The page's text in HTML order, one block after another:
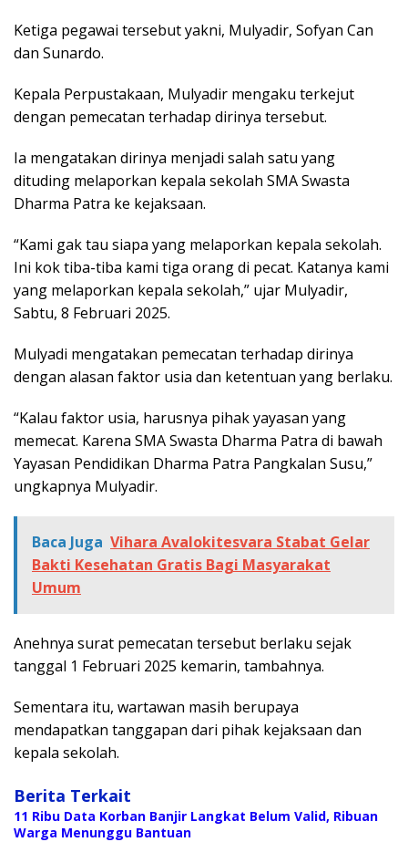
Ketiga pegawai tersebut yakni, Mulyadir, Sofyan Can
dan Sunardo.
Kepala Perpustakaan, Mulyadir mengaku terkejut
dengan pemecatan terhadap dirinya tersebut.
Ia mengatakan dirinya menjadi salah satu yang
dituding melaporkan kepala sekolah SMA Swasta
Dharma Patra ke kejaksaan.
“Kami gak tau siapa yang melaporkan kepala sekolah.
Ini kok tiba-tiba kami tiga orang di pecat. Katanya kami
yang melaporkan kepala sekolah,” ujar Mulyadir,
Sabtu, 8 Februari 2025.
Mulyadi mengatakan pemecatan terhadap dirinya
dengan alasan faktor usia dan ketentuan yang berlaku.
“Kalau faktor usia, harusnya pihak yayasan yang
memecat. Karena SMA Swasta Dharma Patra di bawah
Yayasan Pendidikan Dharma Patra Pangkalan Susu,”
ungkapnya Mulyadir.
Baca Juga Vihara Avalokitesvara Stabat Gelar
Bakti Kesehatan Gratis Bagi Masyarakat
Umum
Anehnya surat pemecatan tersebut berlaku sejak
tanggal 1 Februari 2025 kemarin, tambahnya.
Sementara itu, wartawan masih berupaya
mendapatkan tanggapan dari pihak kejaksaan dan
kepala sekolah.
Berita Terkait
11 Ribu Data Korban Banjir Langkat Belum Valid, Ribuan
Warga Menunggu Bantuan